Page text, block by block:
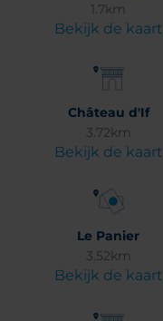
1.7km
Bekijk de kaart
Château d'If
3.72km
Bekijk de kaart
Le Panier
3.52km
Bekijk de kaart